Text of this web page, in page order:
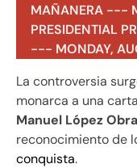
MAÑANERA ---
PRESIDENTIAL
--- MONDAY,
La controversia
monarca a una
Manuel López
reconocimiento de
conquista.